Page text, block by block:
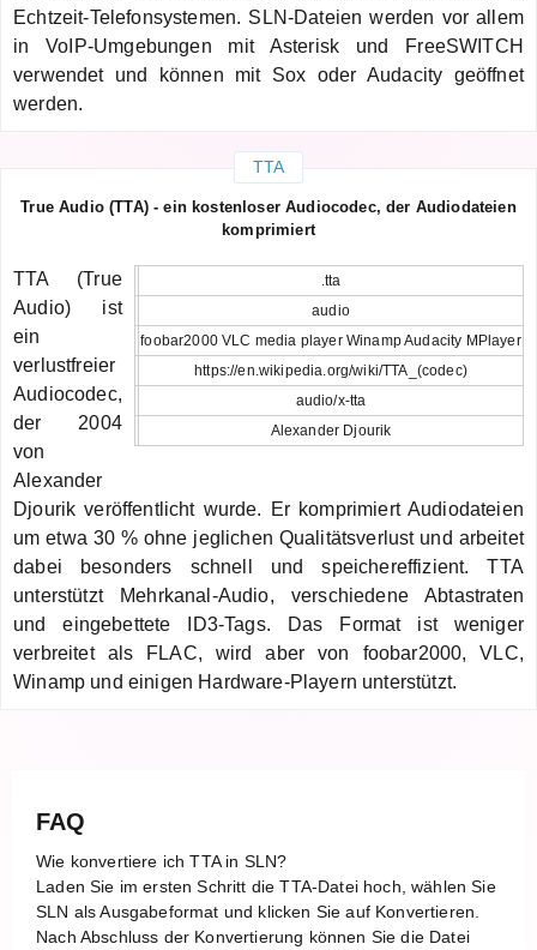
Echtzeit-Telefonsystemen. SLN-Dateien werden vor allem
in VoIP-Umgebungen mit Asterisk und FreeSWITCH
verwendet und können mit Sox oder Audacity geöffnet
werden.
TTA
True Audio (TTA) - ein kostenloser Audiocodec, der Audiodateien
komprimiert
.tta
audio
foobar2000 VLC media player Winamp Audacity MPlayer
https://en.wikipedia.org/wiki/TTA_(codec)
audio/x-tta
Alexander Djourik
TTA (True
Audio) ist
ein
verlustfreier
Audiocodec,
der 2004
von
Alexander
Djourik veröffentlicht wurde. Er komprimiert Audiodateien
um etwa 30 % ohne jeglichen Qualitätsverlust und arbeitet
dabei besonders schnell und speichereffizient. TTA
unterstützt Mehrkanal-Audio, verschiedene Abtastraten
und eingebettete ID3-Tags. Das Format ist weniger
verbreitet als FLAC, wird aber von foobar2000, VLC,
Winamp und einigen Hardware-Playern unterstützt.
FAQ
Wie konvertiere ich TTA in SLN?
Laden Sie im ersten Schritt die TTA-Datei hoch, wählen Sie
SLN als Ausgabeformat und klicken Sie auf Konvertieren.
Nach Abschluss der Konvertierung können Sie die Datei